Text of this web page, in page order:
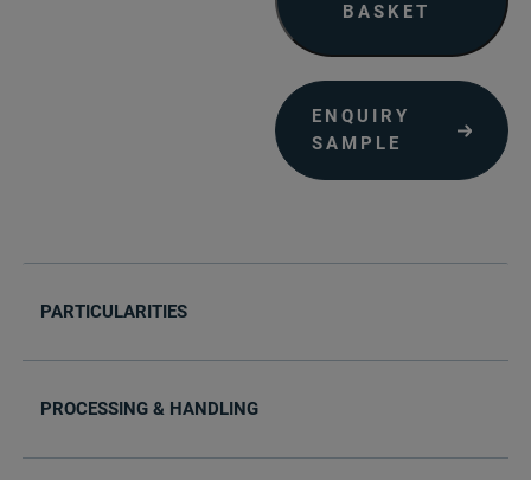
BASKET
ENQUIRY
SAMPLE
PARTICULARITIES
PROCESSING & HANDLING